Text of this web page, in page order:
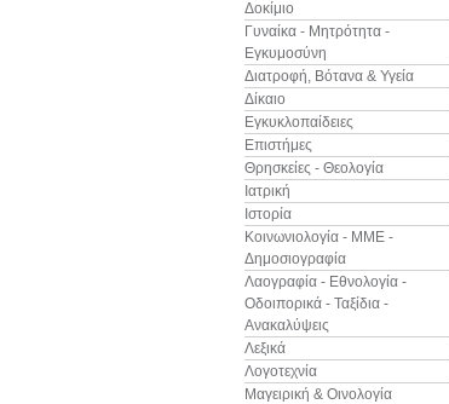
Δοκίμιο
Γυναίκα - Μητρότητα -
Εγκυμοσύνη
Διατροφή, Βότανα & Υγεία
Δίκαιο
Εγκυκλοπαίδειες
Επιστήμες
Θρησκείες - Θεολογία
Ιατρική
Ιστορία
Κοινωνιολογία - ΜΜΕ -
Δημοσιογραφία
Λαογραφία - Εθνολογία -
Οδοιπορικά - Ταξίδια -
Ανακαλύψεις
Λεξικά
Λογοτεχνία
Μαγειρική & Οινολογία